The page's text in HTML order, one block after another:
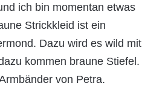
ich bin momentan etwas
Strickkleid ist ein
Dazu wird es wild mit
kommen braune Stiefel.
von Petra.